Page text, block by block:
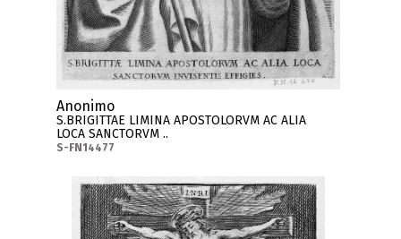
Anonimo
S.BRIGITTAE LIMINA APOSTOLORVM AC ALIA
LOCA SANCTORVM ..
S-FN14477